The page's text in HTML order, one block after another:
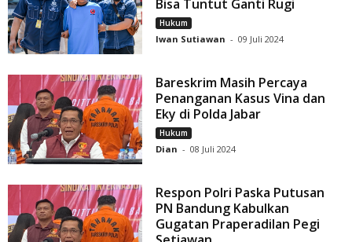
Bisa Tuntut Ganti Rugi
Hukum
Iwan Sutiawan - 09 Juli 2024
Bareskrim Masih Percaya
Penanganan Kasus Vina dan
Eky di Polda Jabar
Hukum
Dian - 08 Juli 2024
Respon Polri Paska Putusan
PN Bandung Kabulkan
Gugatan Praperadilan Pegi